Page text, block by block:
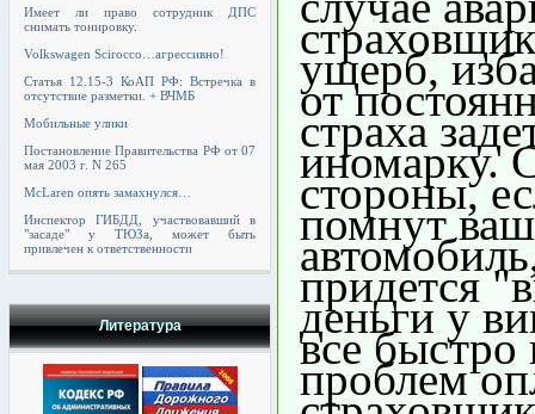
Имеет ли право сотрудник ДПС
снимать тонировку.
Volkswagen Scirocco…агрессивно!
Статья 12.15-3 КоАП РФ: Встречка в
отсутствие разметки. + ВЧМБ
Мобильные улики
Постановление Правительства РФ от 07
мая 2003 г. N 265
McLaren опять замахнулся…
Инспектор ГИБДД, участвовавший в
"засаде" у ТЮЗа, может быть
привлечен к ответственности
Литература
ущерб,
от
страха
иномарку.
стороны,
помнут ваш
придется
деньги у
все быстро
проблем